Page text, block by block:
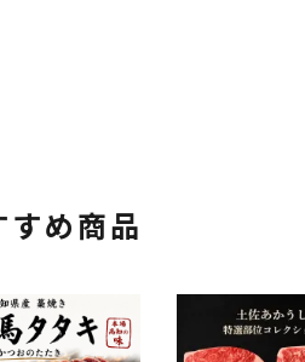
すめ商品